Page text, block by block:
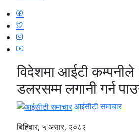
विदेशमा आईटी
डलरसम्म लगानी गर्न
आईसीटी समाचार
बिहिबार, ५ असार, २०८२